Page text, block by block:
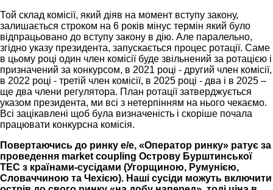
Той склад комісії, який діяв на момент вступу закону,
залишається строком на 6 років мінус термін який було
відпрацьовано до вступу закону в дію. Але паралельно,
згідно указу президента, запускається процес ротації. Саме
в цьому році один член комісії буде звільнений за ротацією і
призначений за конкурсом, в 2021 році - другий член комісії,
в 2022 році - третій член комісії, в 2025 році - два і в 2025 –
ще два члени регулятора. План ротації затверджується
указом президента, ми всі з нетерпінням на нього чекаємо.
Всі зацікавлені щоб була визначеність і скоріше почала
працювати конкурсна комісія.
Повертаючись до ринку е/е, «Оператор ринку» ратує за
проведення market coupling Острову Бурштинської
ТЕС з країнами-сусідами (Угорщиною, Румунією,
Словаччиною та Чехією). Наші сусіди можуть включити